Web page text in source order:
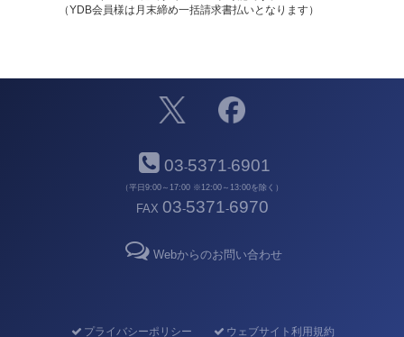
（YDB会員様は月末締め一括請求書払いとなります）
03-5371-6901
（平日9:00～17:00 ※12:00～13:00を除く）
FAX 03-5371-6970
Webからのお問い合わせ
プライバシーポリシー ウェブサイト利用規約